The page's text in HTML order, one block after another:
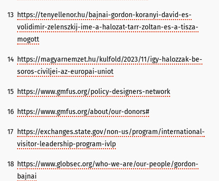
13 https://tenyellenor.hu/bajnai-gordon-koranyi-david-es-
volidimir-zelenszkij-ime-a-halozat-tarr-zoltan-es-a-tisza-
mogott
14 https://magyarnemzet.hu/kulfold/2023/11/igy-halozzak-be-
soros-civiljei-az-europai-uniot
15 https://www.gmfus.org/policy-designers-network
16 https://www.gmfus.org/about/our-donors#
17 https://exchanges.state.gov/non-us/program/international-
visitor-leadership-program-ivlp
18 https://www.globsec.org/who-we-are/our-people/gordon-
bajnai